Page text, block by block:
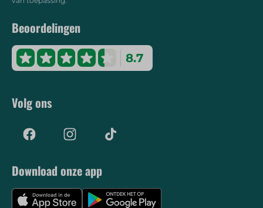
Beoordelingen
8.7
Volg ons
Download onze app